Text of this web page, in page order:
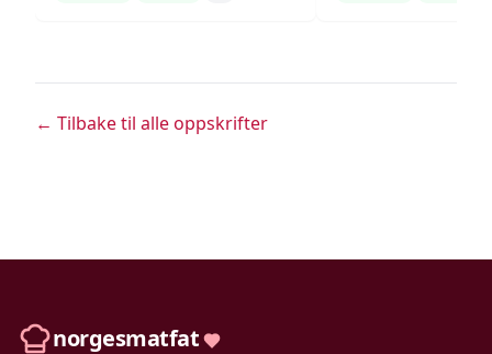
← Tilbake til alle oppskrifter
norgesmatfat